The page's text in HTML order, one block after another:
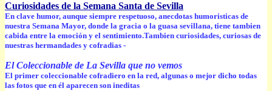
Curiosidades de la Semana Santa de Sevilla
En clave humor, aunque siempre respetuoso, anecdotas humoristicas de
nuestra Semana Mayor, donde la gracia o la guasa sevillana, tiene tambien
cabida entre la emoción y el sentimiento.Tambien curiosidades, curiosas de
nuestras hermandades y cofradias -
El Coleccionable de La Sevilla que no vemos
El primer coleccionable cofradiero en la red, algunas o mejor dicho todas
las fotos que en él aparecen son ineditas